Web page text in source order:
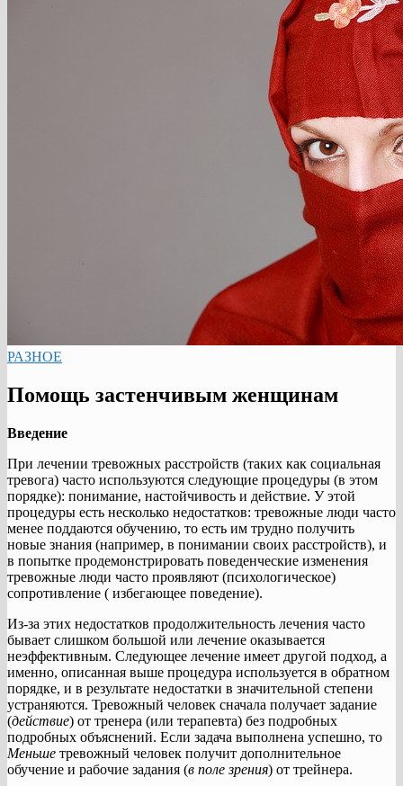
РАЗНОЕ
Помощь застенчивым женщинам
Введение
При лечении тревожных расстройств (таких как социальная
тревога) часто используются следующие процедуры (в этом
порядке): понимание, настойчивость и действие. У этой
процедуры есть несколько недостатков: тревожные люди часто
менее поддаются обучению, то есть им трудно получить
новые знания (например, в понимании своих расстройств), и
в попытке продемонстрировать поведенческие изменения
тревожные люди часто проявляют (психологическое)
сопротивление ( избегающее поведение).
Из-за этих недостатков продолжительность лечения часто
бывает слишком большой или лечение оказывается
неэффективным. Следующее лечение имеет другой подход, а
именно, описанная выше процедура используется в обратном
порядке, и в результате недостатки в значительной степени
устраняются. Тревожный человек сначала получает задание
(действие) от тренера (или терапевта) без подробных
подробных объяснений. Если задача выполнена успешно, то
Меньше тревожный человек получит дополнительное
обучение и рабочие задания (в поле зрения) от трейнера.